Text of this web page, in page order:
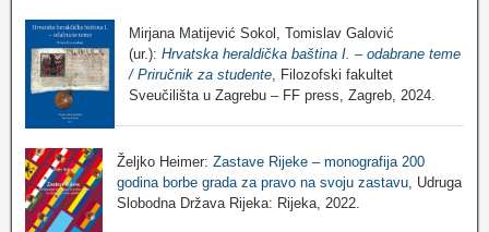
Mirjana Matijević Sokol, Tomislav Galović
(ur.): Hrvatska heraldička baština I. – odabrane teme
/ Priručnik za studente, Filozofski fakultet
Sveučilišta u Zagrebu – FF press, Zagreb, 2024.
Željko Heimer: Zastave Rijeke – monografija 200
godina borbe grada za pravo na svoju zastavu, Udruga
Slobodna Država Rijeka: Rijeka, 2022.